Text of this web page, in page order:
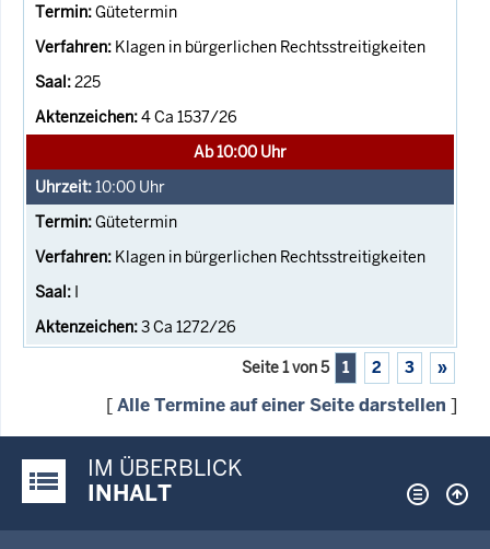
Gütetermin
Klagen in bürgerlichen Rechtsstreitigkeiten
225
4 Ca 1537/26
Ab 10:00 Uhr
10:00 Uhr
Gütetermin
Klagen in bürgerlichen Rechtsstreitigkeiten
I
3 Ca 1272/26
Seite 1 von 5 1 2 3 »
[Alle Termine auf einer Seite darstellen ]
Justiz-Portal im Überblick:
IM ÜBERBLICK
INHALT